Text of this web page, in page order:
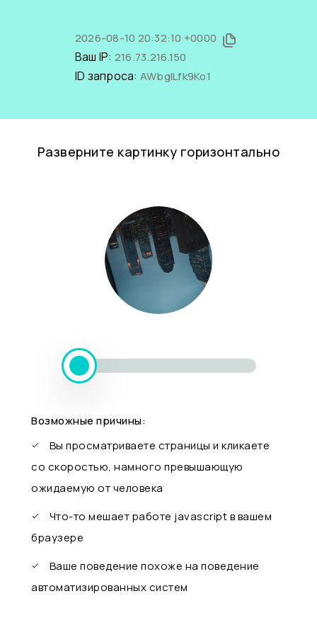
2026-08-10 20:32:10 +0000
Ваш IP: 216.73.216.150
ID запроса: AWbgILfk9Ko1
Разверните картинку горизонтально
Возможные причины:
Вы просматриваете страницы и кликаете
со скоростью, намного превышающую
ожидаемую от человека
Что-то мешает работе javascript в вашем
браузере
Ваше поведение похоже на поведение
автоматизированных систем